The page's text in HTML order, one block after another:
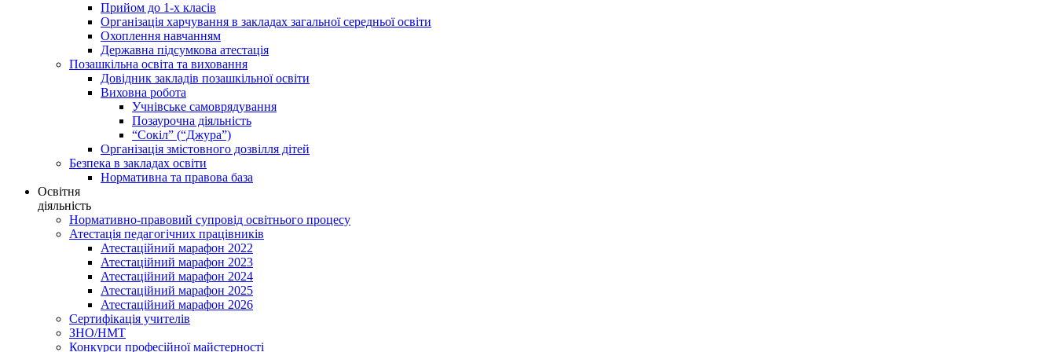
Прийом до 1-х класів
Організація харчування в закладах загальної середньої освіти
Охоплення навчанням
Державна підсумкова атестація
Позашкільна освіта та виховання
Довідник закладів позашкільної освіти
Виховна робота
Учнівське самоврядування
Позаурочна діяльність
“Сокіл” (“Джура”)
Організація змістовного дозвілля дітей
Безпека в закладах освіти
Нормативна та правова база
Освітня
діяльність
Нормативно-правовий супровід освітнього процесу
Атестація педагогічних працівників
Атестаційний марафон 2022
Атестаційний марафон 2023
Атестаційний марафон 2024
Атестаційний марафон 2025
Атестаційний марафон 2026
Сертифікація учителів
ЗНО/НМТ
Конкурси професійної майстерності